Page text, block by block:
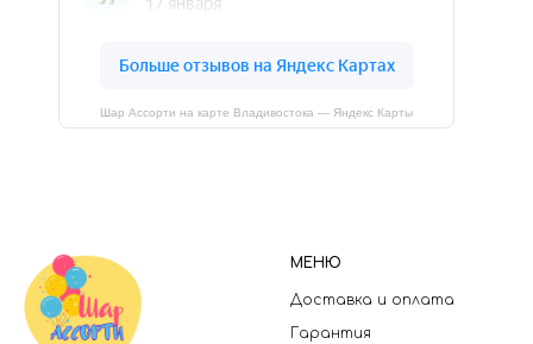
Шар Ассорти на карте Владивостока — Яндекс Карты
МЕНЮ
Доставка и оплата
Гарантия